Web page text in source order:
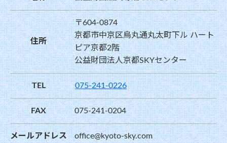
住所
〒604-0874
京都市中京区烏丸通丸太町下ル ハート
ピア京都2階
公益財団法人京都SKYセンター
TEL 075-241-0226
FAX 075-241-0204
メールアドレス office@kyoto-sky.com